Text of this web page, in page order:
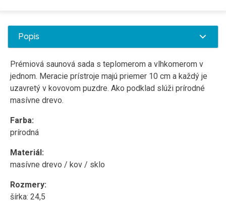
Popis
Prémiová saunová sada s teplomerom a vlhkomerom v
jednom. Meracie prístroje majú priemer 10 cm a každý je
uzavretý v kovovom puzdre. Ako podklad slúži prírodné
masívne drevo.
Farba:
prírodná
Materiál:
masívne drevo / kov / sklo
Rozmery:
šírka: 24,5